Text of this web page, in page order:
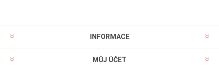
INFORMACE
MŮJ ÚČET